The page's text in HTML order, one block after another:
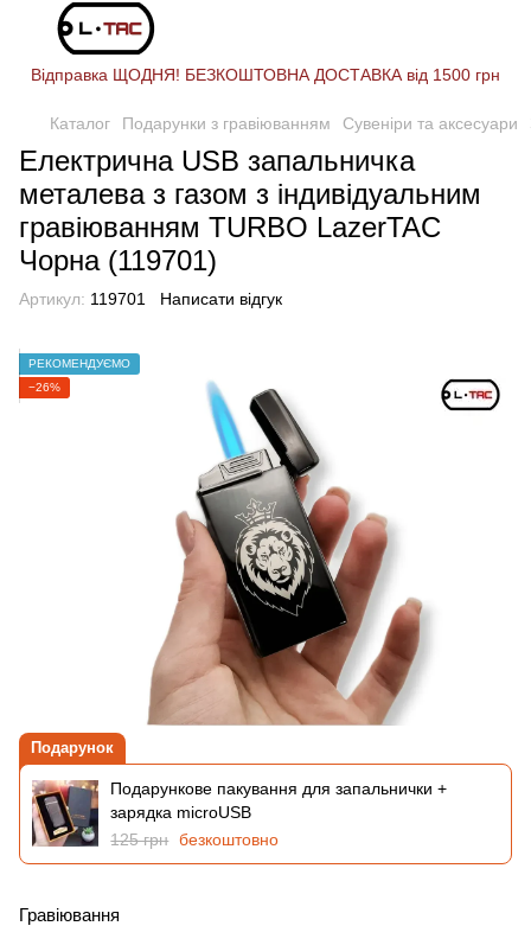
Відправка ЩОДНЯ! БЕЗКОШТОВНА ДОСТАВКА від 1500 грн
Каталог Подарунки з гравіюванням Сувеніри та аксесуари
Електрична USB запальничка
металева з газом з індивідуальним
гравіюванням TURBO LazerTAC
Чорна (119701)
Артикул: 119701 Написати відгук
РЕКОМЕНДУЄМО
−26%
Подарунок
Подарункове пакування для запальнички +
зарядка microUSB
125 грн безкоштовно
Гравіювання